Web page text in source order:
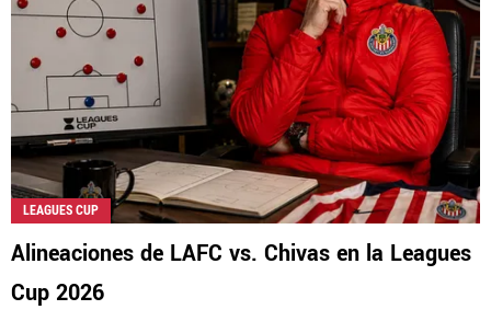
LEAGUES CUP
Alineaciones de LAFC vs. Chivas en la Leagues
Cup 2026